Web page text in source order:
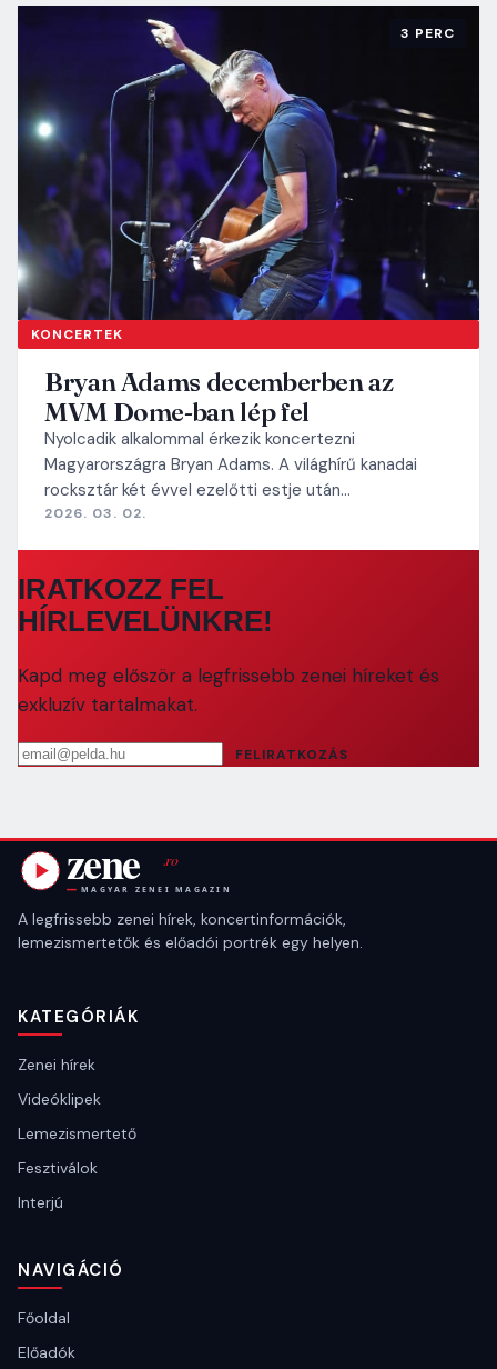
KONCERTEK
3 PERC
Bryan Adams decemberben az
MVM Dome-ban lép fel
Nyolcadik alkalommal érkezik koncertezni
Magyarországra Bryan Adams. A világhírű kanadai
rocksztár két évvel ezelőtti estje után…
2026. 03. 02.
IRATKOZZ FEL
HÍRLEVELÜNKRE!
Kapd meg először a legfrissebb zenei híreket és
exkluzív tartalmakat.
Email cím
FELIRATKOZÁS
A legfrissebb zenei hírek, koncertinformációk,
lemezismertetők és előadói portrék egy helyen.
KATEGÓRIÁK
Zenei hírek
Videóklipek
Lemezismertető
Fesztiválok
Interjú
NAVIGÁCIÓ
Főoldal
Előadók